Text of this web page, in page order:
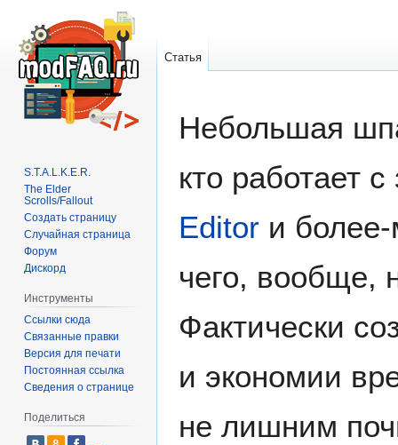
Небольшая
кто работает
Editor и
чего, вообще,
Фактически
и экономии
не лишним
Статья
S.T.A.L.K.E.R.
The Elder
Scrolls/Fallout
Создать страницу
Случайная страница
Форум
Дискорд
Инструменты
Ссылки сюда
Связанные правки
Версия для печати
Постоянная ссылка
Сведения о странице
Поделиться